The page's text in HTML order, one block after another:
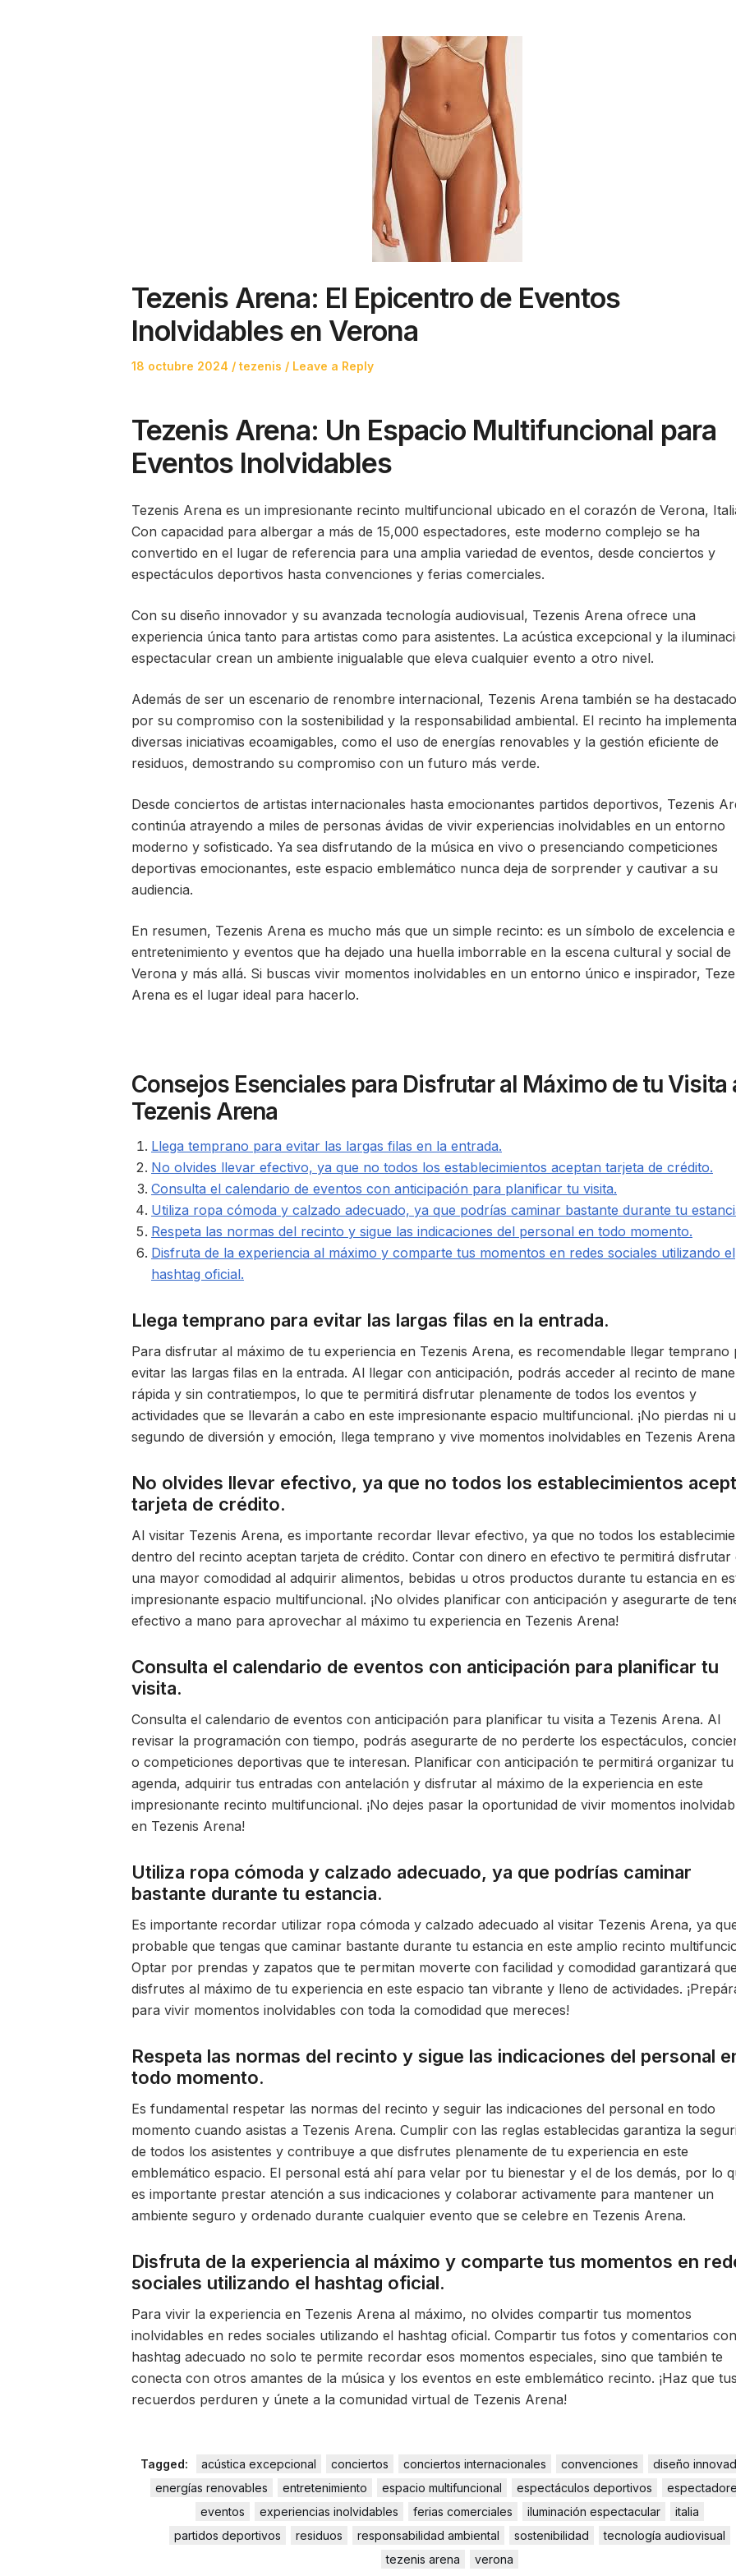
Tezenis Arena: El Epicentro de Eventos
Inolvidables en Verona
Posted
18 octubre 2024
Posted
tezenis Leave a Reply
Tezenis Arena: Un Espacio Multifuncional para
Eventos Inolvidables
Tezenis Arena es un impresionante recinto multifuncional ubicado en el corazón de Verona,
Con capacidad para albergar a más de 15,000 espectadores, este moderno complejo se ha
convertido en el lugar de referencia para una amplia variedad de eventos, desde conciertos y
espectáculos deportivos hasta convenciones y ferias comerciales.
Con su diseño innovador y su avanzada tecnología audiovisual, Tezenis Arena ofrece una
experiencia única tanto para artistas como para asistentes. La acústica excepcional y la
espectacular crean un ambiente inigualable que eleva cualquier evento a otro nivel.
Además de ser un escenario de renombre internacional, Tezenis Arena también se ha destacado
por su compromiso con la sostenibilidad y la responsabilidad ambiental. El recinto ha
diversas iniciativas ecoamigables, como el uso de energías renovables y la gestión eficiente de
residuos, demostrando su compromiso con un futuro más verde.
Desde conciertos de artistas internacionales hasta emocionantes partidos deportivos, Tezenis
continúa atrayendo a miles de personas ávidas de vivir experiencias inolvidables en un entorno
moderno y sofisticado. Ya sea disfrutando de la música en vivo o presenciando competiciones
deportivas emocionantes, este espacio emblemático nunca deja de sorprender y cautivar a su
audiencia.
En resumen, Tezenis Arena es mucho más que un simple recinto: es un símbolo de excelencia
entretenimiento y eventos que ha dejado una huella imborrable en la escena cultural y social de
Verona y más allá. Si buscas vivir momentos inolvidables en un entorno único e inspirador,
Arena es el lugar ideal para hacerlo.
Consejos Esenciales para Disfrutar al Máximo de tu Visita
Tezenis Arena
Llega temprano para evitar las largas filas en la entrada.
No olvides llevar efectivo, ya que no todos los establecimientos aceptan tarjeta de crédito.
Consulta el calendario de eventos con anticipación para planificar tu visita.
Utiliza ropa cómoda y calzado adecuado, ya que podrías caminar bastante durante tu
Respeta las normas del recinto y sigue las indicaciones del personal en todo momento.
Disfruta de la experiencia al máximo y comparte tus momentos en redes sociales utilizando el
hashtag oficial.
Llega temprano para evitar las largas filas en la entrada.
Para disfrutar al máximo de tu experiencia en Tezenis Arena, es recomendable llegar temprano
evitar las largas filas en la entrada. Al llegar con anticipación, podrás acceder al recinto de
rápida y sin contratiempos, lo que te permitirá disfrutar plenamente de todos los eventos y
actividades que se llevarán a cabo en este impresionante espacio multifuncional. ¡No pierdas ni
segundo de diversión y emoción, llega temprano y vive momentos inolvidables en Tezenis
No olvides llevar efectivo, ya que no todos los establecimientos
tarjeta de crédito.
Al visitar Tezenis Arena, es importante recordar llevar efectivo, ya que no todos los
dentro del recinto aceptan tarjeta de crédito. Contar con dinero en efectivo te permitirá disfrutar
una mayor comodidad al adquirir alimentos, bebidas u otros productos durante tu estancia en
impresionante espacio multifuncional. ¡No olvides planificar con anticipación y asegurarte de
efectivo a mano para aprovechar al máximo tu experiencia en Tezenis Arena!
Consulta el calendario de eventos con anticipación para planificar tu
visita.
Consulta el calendario de eventos con anticipación para planificar tu visita a Tezenis Arena. Al
revisar la programación con tiempo, podrás asegurarte de no perderte los espectáculos,
o competiciones deportivas que te interesan. Planificar con anticipación te permitirá organizar tu
agenda, adquirir tus entradas con antelación y disfrutar al máximo de la experiencia en este
impresionante recinto multifuncional. ¡No dejes pasar la oportunidad de vivir momentos
en Tezenis Arena!
Utiliza ropa cómoda y calzado adecuado, ya que podrías caminar
bastante durante tu estancia.
Es importante recordar utilizar ropa cómoda y calzado adecuado al visitar Tezenis Arena, ya
probable que tengas que caminar bastante durante tu estancia en este amplio recinto
Optar por prendas y zapatos que te permitan moverte con facilidad y comodidad garantizará que
disfrutes al máximo de tu experiencia en este espacio tan vibrante y lleno de actividades.
para vivir momentos inolvidables con toda la comodidad que mereces!
Respeta las normas del recinto y sigue las indicaciones del personal
todo momento.
Es fundamental respetar las normas del recinto y seguir las indicaciones del personal en todo
momento cuando asistas a Tezenis Arena. Cumplir con las reglas establecidas garantiza la
de todos los asistentes y contribuye a que disfrutes plenamente de tu experiencia en este
emblemático espacio. El personal está ahí para velar por tu bienestar y el de los demás, por lo
es importante prestar atención a sus indicaciones y colaborar activamente para mantener un
ambiente seguro y ordenado durante cualquier evento que se celebre en Tezenis Arena.
Disfruta de la experiencia al máximo y comparte tus momentos en
sociales utilizando el hashtag oficial.
Para vivir la experiencia en Tezenis Arena al máximo, no olvides compartir tus momentos
inolvidables en redes sociales utilizando el hashtag oficial. Compartir tus fotos y comentarios
hashtag adecuado no solo te permite recordar esos momentos especiales, sino que también te
conecta con otros amantes de la música y los eventos en este emblemático recinto. ¡Haz que tus
recuerdos perduren y únete a la comunidad virtual de Tezenis Arena!
Tagged: acústica excepcional conciertos conciertos internacionales convenciones
diseño
energías renovables
entretenimiento espacio multifuncional espectáculos deportivos
eventos
experiencias inolvidables ferias comerciales iluminación espectacular
italia
partidos deportivos
residuos responsabilidad ambiental sostenibilidad
tecnología audiovisual
tezenis arena
verona